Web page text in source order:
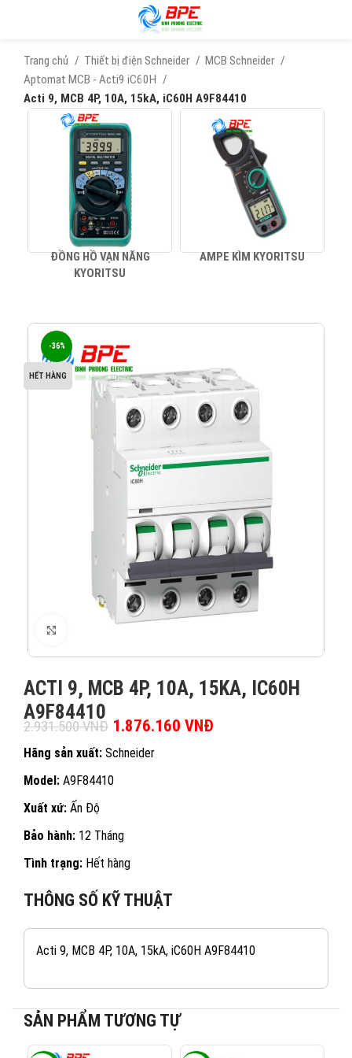
Trang chủ Thiết bị điện Schneider
MCB Schneider
Aptomat MCB - Acti9 iC60H
Acti 9, MCB 4P, 10A, 15kA, iC60H A9F84410
ĐỒNG HỒ VẠN NĂNG
KYORITSU
AMPE KÌM KYORITSU
-36%
HẾT HÀNG
ACTI 9, MCB 4P, 10A, 15KA, IC60H
A9F84410
2.931.500VNĐ Giá gốc là: 2.931.500 VNĐ.
1.876.160 VNĐ
Hãng sản xuất: Schneider
Model: A9F84410
Xuất xứ: Ấn Độ
Bảo hành: 12 Tháng
Tình trạng: Hết hàng
THÔNG SỐ KỸ THUẬT
Acti 9, MCB 4P, 10A, 15kA, iC60H A9F84410
SẢN PHẨM TƯƠNG TỰ